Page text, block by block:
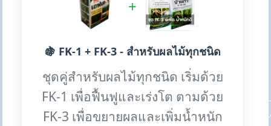
+
🍇 FK-1 + FK-3 - สำหรับผลไม้ทุกชนิด
ชุดคู่สำหรับผลไม้ทุกชนิด เริ่มด้วย
FK-1 เพื่อฟื้นฟูและเร่งโต ตามด้วย
FK-3 เพื่อขยายผลและเพิ่มน้ำหนัก